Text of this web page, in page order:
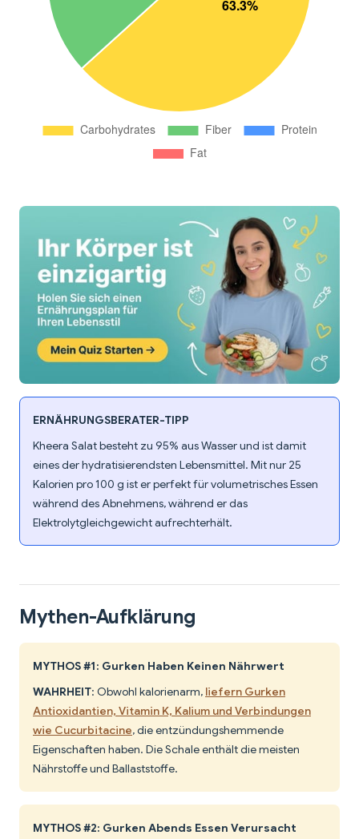
ERNÄHRUNGSBERATER-TIPP
Kheera Salat besteht zu 95% aus Wasser und ist damit
eines der hydratisierendsten Lebensmittel. Mit nur 25
Kalorien pro 100 g ist er perfekt für volumetrisches Essen
während des Abnehmens, während er das
Elektrolytgleichgewicht aufrechterhält.
Mythen-Aufklärung
MYTHOS #1: Gurken Haben Keinen Nährwert
WAHRHEIT: Obwohl kalorienarm, liefern Gurken
Antioxidantien, Vitamin K, Kalium und Verbindungen
wie Cucurbitacine, die entzündungshemmende
Eigenschaften haben. Die Schale enthält die meisten
Nährstoffe und Ballaststoffe.
MYTHOS #2: Gurken Abends Essen Verursacht